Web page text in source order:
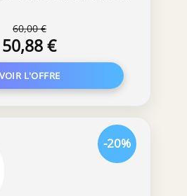
60,00 €
50,88 €
-20%